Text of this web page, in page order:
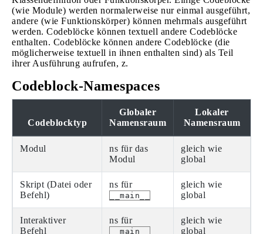
(wie Module) werden normalerweise nur einmal ausgeführt,
andere (wie Funktionskörper) können mehrmals ausgeführt
werden. Codeblöcke können textuell andere Codeblöcke
enthalten. Codeblöcke können andere Codeblöcke (die
möglicherweise textuell in ihnen enthalten sind) als Teil
ihrer Ausführung aufrufen, z.
Codeblock-Namespaces
Codeblocktyp
Globaler
Namensraum
Lokaler
Namensraum
Modul
ns für das
Modul
gleich wie
global
Skript (Datei oder
Befehl)
ns für
__main__
gleich wie
global
Interaktiver
Befehl
ns für
__main__
gleich wie
global